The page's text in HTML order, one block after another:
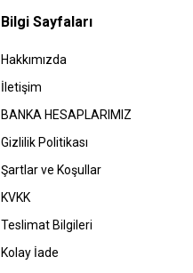
Bilgi Sayfaları
Hakkımızda
İletişim
BANKA HESAPLARIMIZ
Gizlilik Politikası
Şartlar ve Koşullar
KVKK
Teslimat Bilgileri
Kolay İade